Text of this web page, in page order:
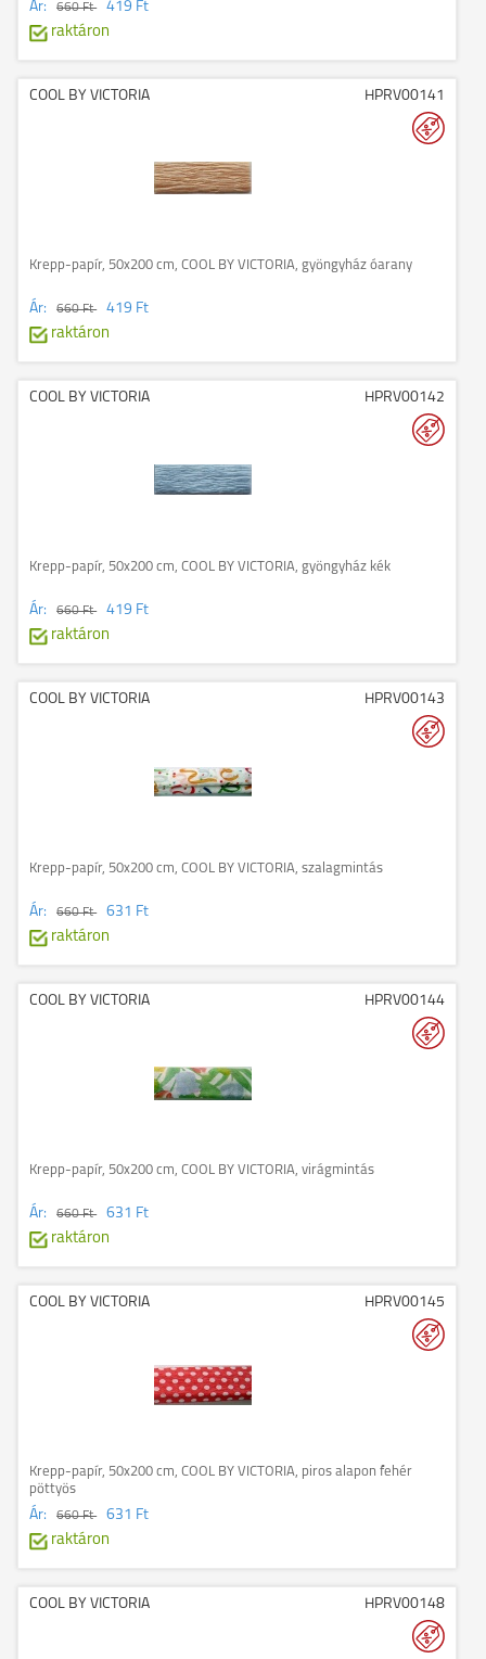
Ár: 660 Ft
419 Ft
raktáron
COOL BY VICTORIA HPRV00141
Krepp-papír, 50x200 cm, COOL BY VICTORIA, gyöngyház óarany
Ár: 660 Ft
419 Ft
raktáron
COOL BY VICTORIA HPRV00142
Krepp-papír, 50x200 cm, COOL BY VICTORIA, gyöngyház kék
Ár: 660 Ft
419 Ft
raktáron
COOL BY VICTORIA HPRV00143
Krepp-papír, 50x200 cm, COOL BY VICTORIA, szalagmintás
Ár: 660 Ft
631 Ft
raktáron
COOL BY VICTORIA HPRV00144
Krepp-papír, 50x200 cm, COOL BY VICTORIA, virágmintás
Ár: 660 Ft
631 Ft
raktáron
COOL BY VICTORIA HPRV00145
Krepp-papír, 50x200 cm, COOL BY VICTORIA, piros alapon fehér
pöttyös
Ár: 660 Ft
631 Ft
raktáron
COOL BY VICTORIA HPRV00148